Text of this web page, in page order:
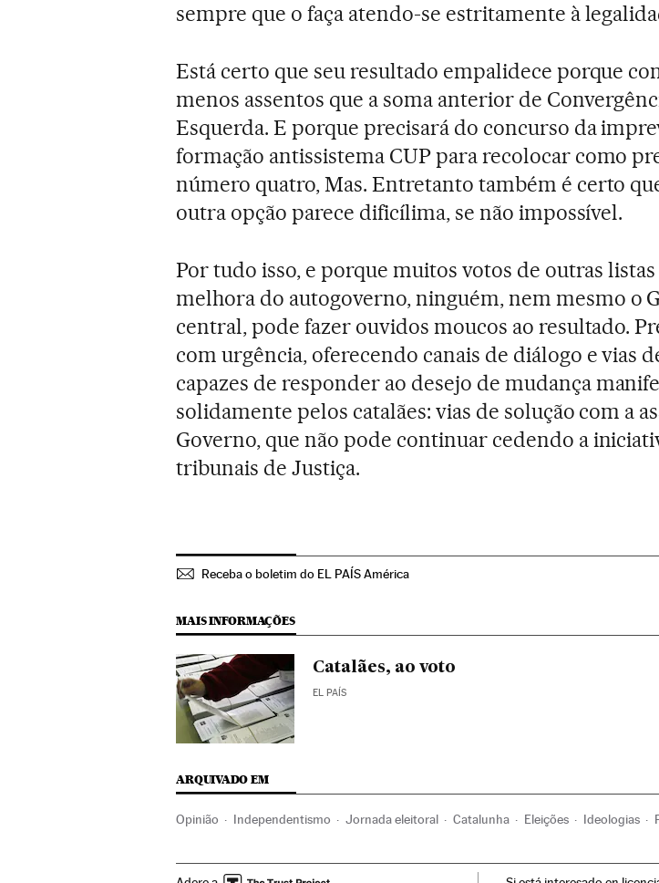
sempre que o faça atendo-se estritamente à
Está certo que seu resultado empalidece porque
menos assentos que a soma anterior de
Esquerda. E porque precisará do concurso da
formação antissistema CUP para recolocar como
número quatro, Mas. Entretanto também é certo
outra opção parece dificílima, se não impossível.
Por tudo isso, e porque muitos votos de outras
melhora do autogoverno, ninguém, nem mesmo o
central, pode fazer ouvidos moucos ao resultado.
com urgência, oferecendo canais de diálogo e vias
capazes de responder ao desejo de mudança
solidamente pelos catalães: vias de solução com a
Governo, que não pode continuar cedendo a
tribunais de Justiça.
Receba o boletim do EL PAÍS América
MAIS INFORMAÇÕES
Catalães, ao voto
EL PAÍS
ARQUIVADO EM
Opinião Independentismo Jornada eleitoral Catalunha Eleições Ideologias